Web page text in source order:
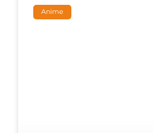
Anime